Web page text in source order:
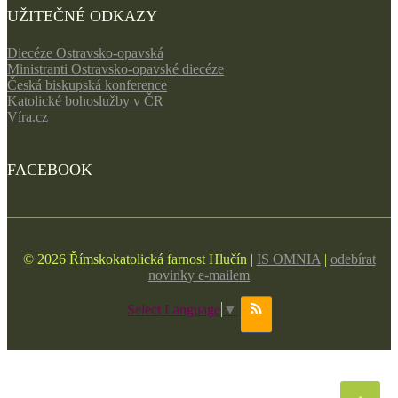
UŽITEČNÉ ODKAZY
Diecéze Ostravsko-opavská
Ministranti Ostravsko-opavské diecéze
Česká biskupská konference
Katolické bohoslužby v ČR
Víra.cz
FACEBOOK
© 2026 Římskokatolická farnost Hlučín | IS OMNIA | odebírat
novinky e-mailem
Select Language ▼